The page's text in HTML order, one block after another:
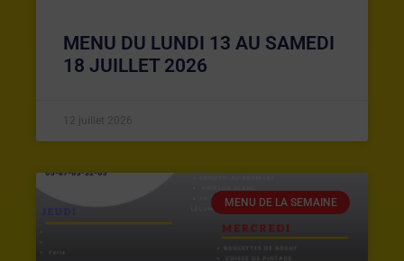
MENU DU LUNDI 13 AU SAMEDI
18 JUILLET 2026
12 juillet 2026
MENU DE LA SEMAINE